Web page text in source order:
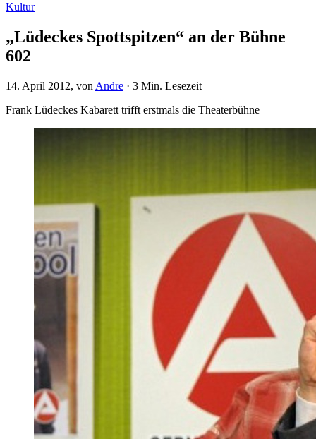
Kultur
„Lüdeckes Spottspitzen“ an der Bühne
602
14. April 2012, von Andre · 3 Min. Lesezeit
Frank Lüdeckes Kabarett trifft erstmals die Theaterbühne